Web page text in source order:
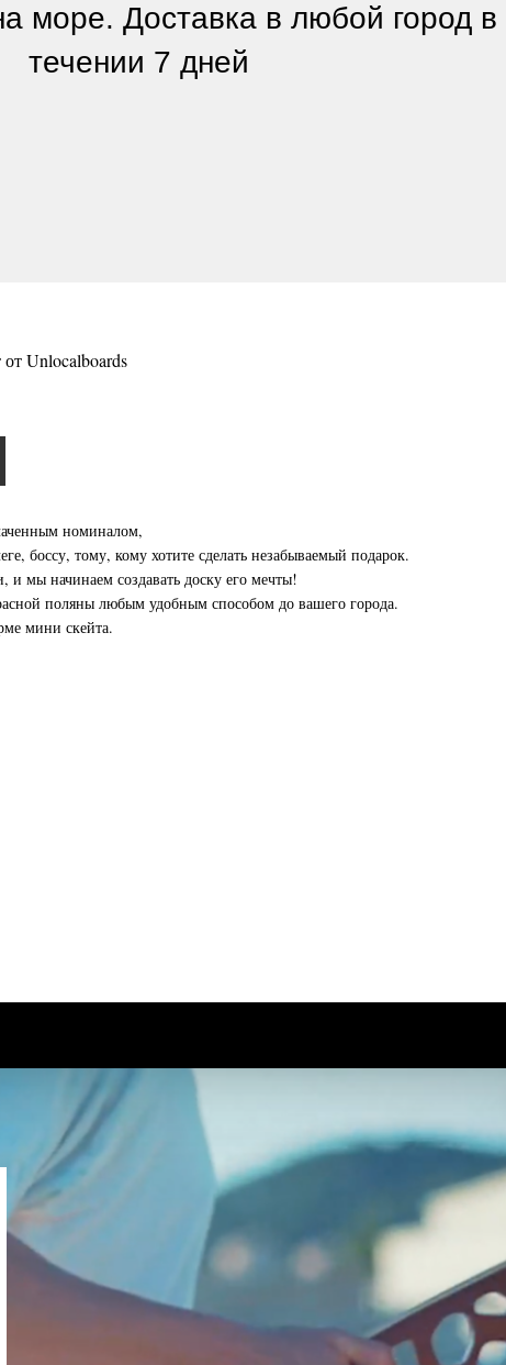
море. Доставка в любой город в
течении 7 дней
Unlocalboards
номиналом,
боссу, тому, кому хотите сделать незабываемый подарок.
и мы начинаем создавать доску его мечты!
поляны любым удобным способом до вашего города.
мини скейта.